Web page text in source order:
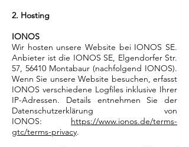
2. Hosting
IONOS
Wir hosten unsere Website bei IONOS SE.
Anbieter ist die IONOS SE, Elgendorfer Str.
57, 56410 Montabaur (nachfolgend IONOS).
Wenn Sie unsere Website besuchen, erfasst
IONOS verschiedene Logfiles inklusive Ihrer
IP-Adressen. Details entnehmen Sie der
Datenschutzerklärung von
IONOS: https://www.ionos.de/terms-
gtc/terms-privacy.